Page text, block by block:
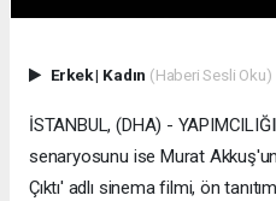
Erkek| Kadın (Haberi Sesli Oku)
İSTANBUL, (DHA) -
senaryosunu ise Murat
Çıktı' adlı sinema filmi, ön